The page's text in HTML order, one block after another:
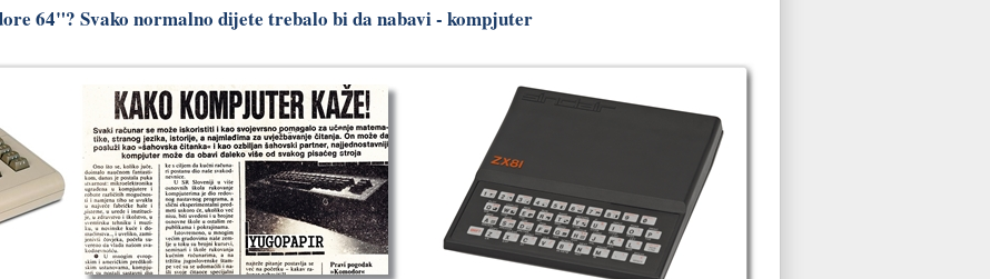
64"? Svako normalno dijete trebalo bi da nabavi - kompjuter